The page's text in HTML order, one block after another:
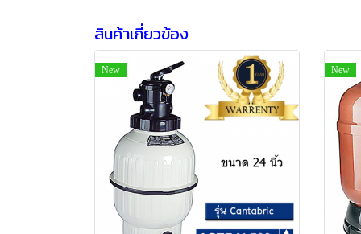
สินค้าเกี่ยวข้อง
New New